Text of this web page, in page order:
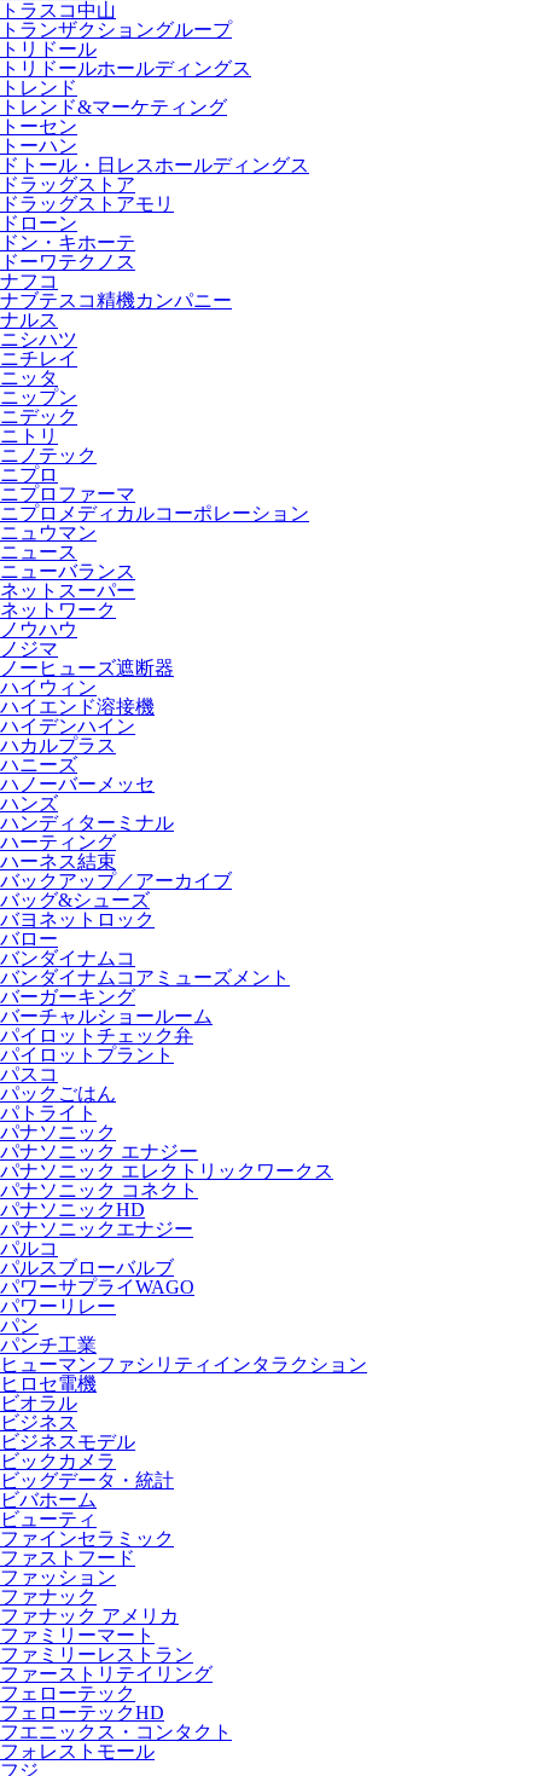
トラスコ中山
トランザクショングループ
トリドール
トリドールホールディングス
トレンド
トレンド&マーケティング
トーセン
トーハン
ドトール・日レスホールディングス
ドラッグストア
ドラッグストアモリ
ドローン
ドン・キホーテ
ドーワテクノス
ナフコ
ナブテスコ精機カンパニー
ナルス
ニシハツ
ニチレイ
ニッタ
ニップン
ニデック
ニトリ
ニノテック
ニプロ
ニプロファーマ
ニプロメディカルコーポレーション
ニュウマン
ニュース
ニューバランス
ネットスーパー
ネットワーク
ノウハウ
ノジマ
ノーヒューズ遮断器
ハイウィン
ハイエンド溶接機
ハイデンハイン
ハカルプラス
ハニーズ
ハノーバーメッセ
ハンズ
ハンディターミナル
ハーティング
ハーネス結束
バックアップ／アーカイブ
バッグ&シューズ
バヨネットロック
バロー
バンダイナムコ
バンダイナムコアミューズメント
バーガーキング
バーチャルショールーム
パイロットチェック弁
パイロットプラント
パスコ
パックごはん
パトライト
パナソニック
パナソニック エナジー
パナソニック エレクトリックワークス
パナソニック コネクト
パナソニックHD
パナソニックエナジー
パルコ
パルスブローバルブ
パワーサプライWAGO
パワーリレー
パン
パンチ工業
ヒューマンファシリティインタラクション
ヒロセ電機
ビオラル
ビジネス
ビジネスモデル
ビックカメラ
ビッグデータ・統計
ビバホーム
ビューティ
ファインセラミック
ファストフード
ファッション
ファナック
ファナック アメリカ
ファミリーマート
ファミリーレストラン
ファーストリテイリング
フェローテック
フェローテックHD
フエニックス・コンタクト
フォレストモール
フジ